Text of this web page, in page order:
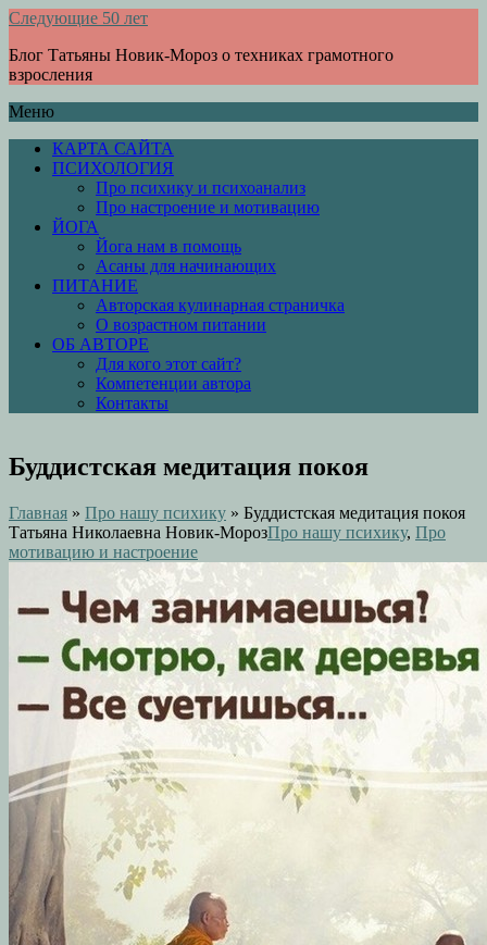
Следующие 50 лет
Блог Татьяны Новик-Мороз о техниках грамотного
взросления
Меню
КАРТА САЙТА
ПСИХОЛОГИЯ
Про психику и психоанализ
Про настроение и мотивацию
ЙОГА
Йога нам в помощь
Асаны для начинающих
ПИТАНИЕ
Авторская кулинарная страничка
О возрастном питании
ОБ АВТОРЕ
Для кого этот сайт?
Компетенции автора
Контакты
Буддистская медитация покоя
Главная » Про нашу психику » Буддистская медитация покоя
Татьяна Николаевна Новик-МорозПро нашу психику, Про
мотивацию и настроение